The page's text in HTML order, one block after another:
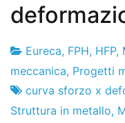
Fabbrica
di
progetti
12
di
marzo
Eureca, FPH, HFP,
meccanica, Progetti
curva sforzo x
Struttura in metallo,